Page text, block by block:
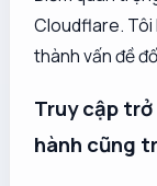
Cloudflare. Tôi
thành vấn đề
Truy cập
hành cũng